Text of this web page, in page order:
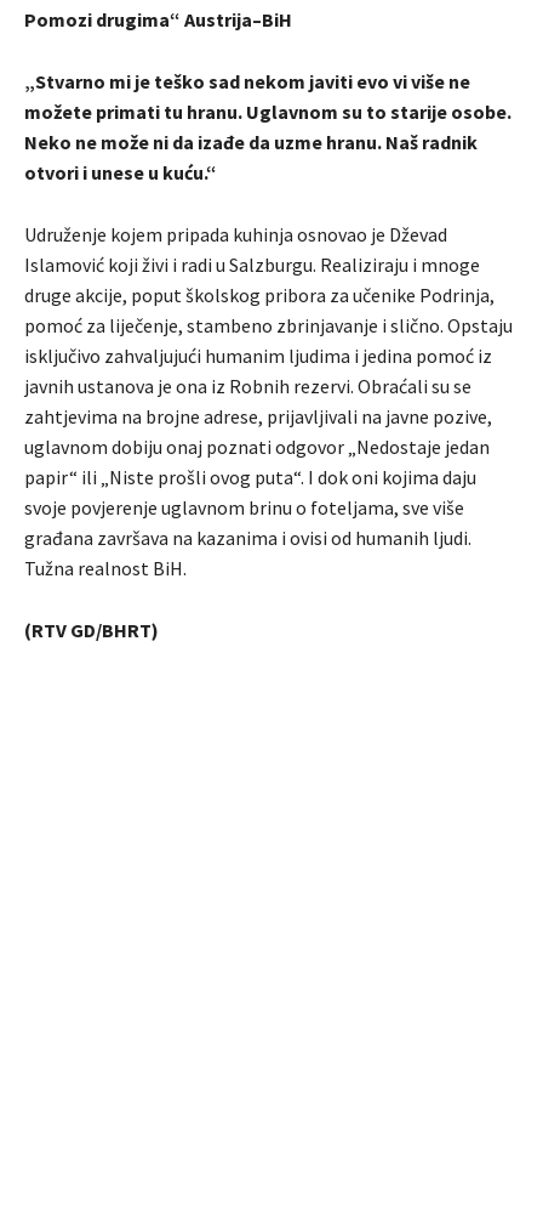
Pomozi drugima“ Austrija–BiH
„Stvarno mi je teško sad nekom javiti evo vi više ne
možete primati tu hranu. Uglavnom su to starije osobe.
Neko ne može ni da izađe da uzme hranu. Naš radnik
otvori i unese u kuću.“
Udruženje kojem pripada kuhinja osnovao je Dževad
Islamović koji živi i radi u Salzburgu. Realiziraju i mnoge
druge akcije, poput školskog pribora za učenike Podrinja,
pomoć za liječenje, stambeno zbrinjavanje i slično. Opstaju
isključivo zahvaljujući humanim ljudima i jedina pomoć iz
javnih ustanova je ona iz Robnih rezervi. Obraćali su se
zahtjevima na brojne adrese, prijavljivali na javne pozive,
uglavnom dobiju onaj poznati odgovor „Nedostaje jedan
papir“ ili „Niste prošli ovog puta“. I dok oni kojima daju
svoje povjerenje uglavnom brinu o foteljama, sve više
građana završava na kazanima i ovisi od humanih ljudi.
Tužna realnost BiH.
(RTV GD/BHRT)